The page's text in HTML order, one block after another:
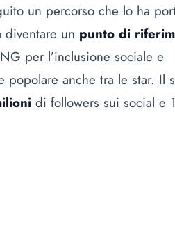
un percorso che lo ha
diventare un punto di
per l’inclusione sociale e
popolare anche tra le star. Il
di followers sui social e 1